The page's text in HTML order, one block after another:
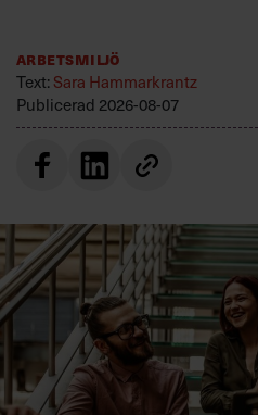
Arbetsmiljö
Text:Sara Hammarkrantz
Publicerad 2026-08-07